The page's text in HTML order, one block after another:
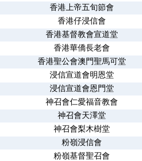
香港上帝五旬節會
香港仔浸信會
香港基督教會宣道堂
香港華僑長老會
香港聖公會澳門聖馬可堂
浸信宣道會明恩堂
浸信宣道會恩門堂
神召會仁愛福音教會
神召會天澤堂
神召會梨木樹堂
粉嶺浸信會
粉嶺基督聖召會